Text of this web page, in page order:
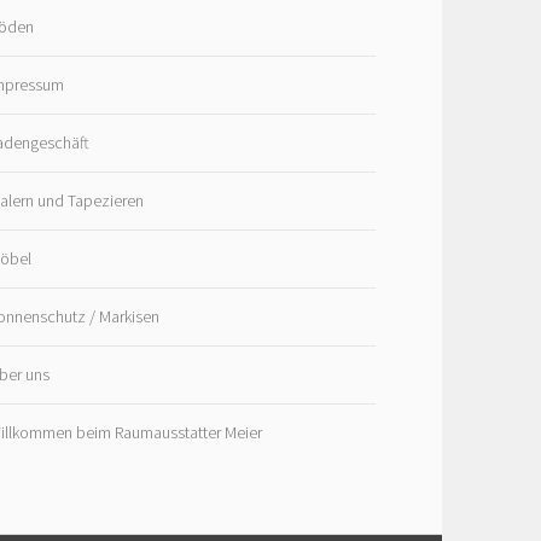
und Tapezieren
/ Markisen
uns
beim Raumausstatter Meier